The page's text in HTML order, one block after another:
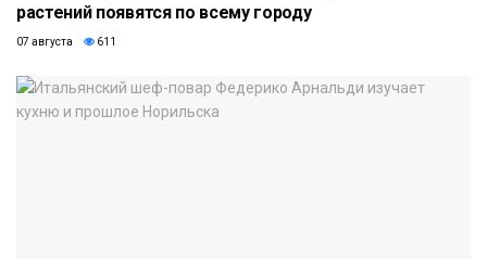
растений появятся по всему городу
07 августа 611